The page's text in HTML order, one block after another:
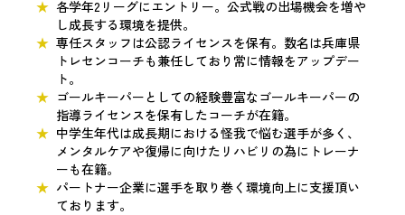
各学年2リーグにエントリー。公式戦の出場機会を増や
し成長する環境を提供。
専任スタッフは公認ライセンスを保有。数名は兵庫県
トレセンコーチも兼任しており常に情報をアップデー
ト。
ゴールキーパーとしての経験豊富なゴールキーパーの
指導ライセンスを保有したコーチが在籍。
中学生年代は成長期における怪我で悩む選手が多く、
メンタルケアや復帰に向けたリハビリの為にトレーナ
ーも在籍。
パートナー企業に選手を取り巻く環境向上に支援頂い
ております。